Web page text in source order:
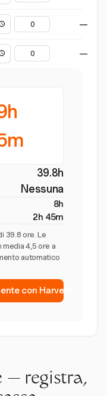
—
—
39.8h
Nessuna
8h
2h 45m
39.8 ore. Le
media 4,5 ore a
automatico
con Harvest
— registra,